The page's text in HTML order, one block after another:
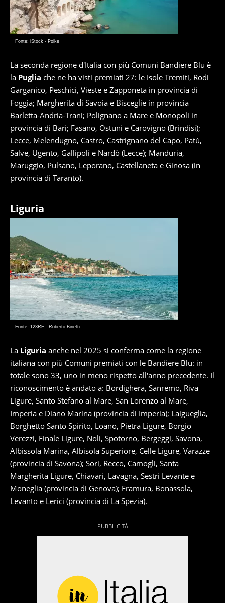
Fonte: iStock - Poike
La seconda regione d'Italia con più Comuni Bandiere Blu è
la Puglia che ne ha visti premiati 27: le Isole Tremiti, Rodi
Garganico, Peschici, Vieste e Zapponeta in provincia di
Foggia; Margherita di Savoia e Bisceglie in provincia
Barletta-Andria-Trani; Polignano a Mare e Monopoli in
provincia di Bari; Fasano, Ostuni e Carovigno (Brindisi);
Lecce, Melendugno, Castro, Castrignano del Capo, Patù,
Salve, Ugento, Gallipoli e Nardò (Lecce); Manduria,
Maruggio, Pulsano, Leporano, Castellaneta e Ginosa (in
provincia di Taranto).
Liguria
Fonte: 123RF - Roberto Binetti
La Liguria anche nel 2025 si conferma come la regione
italiana con più Comuni premiati con le Bandiere Blu: in
totale sono 33, uno in meno rispetto all'anno precedente. Il
riconoscimento è andato a: Bordighera, Sanremo, Riva
Ligure, Santo Stefano al Mare, San Lorenzo al Mare,
Imperia e Diano Marina (provincia di Imperia); Laigueglia,
Borghetto Santo Spirito, Loano, Pietra Ligure, Borgio
Verezzi, Finale Ligure, Noli, Spotorno, Bergeggi, Savona,
Albissola Marina, Albisola Superiore, Celle Ligure, Varazze
(provincia di Savona); Sori, Recco, Camogli, Santa
Margherita Ligure, Chiavari, Lavagna, Sestri Levante e
Moneglia (provincia di Genova); Framura, Bonassola,
Levanto e Lerici (provincia di La Spezia).